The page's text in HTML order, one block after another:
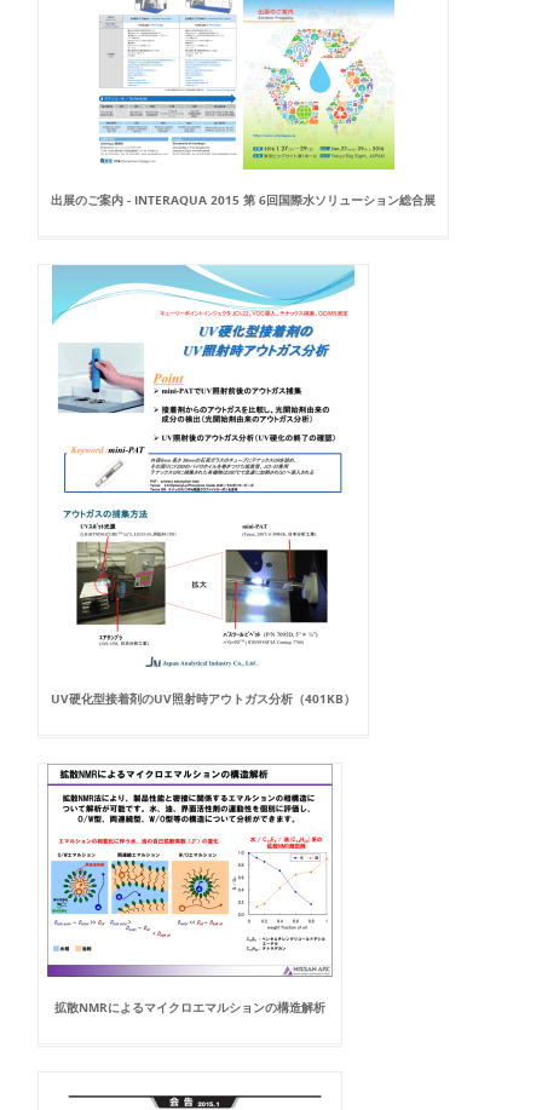
出展のご案内 - INTERAQUA 2015 第 6回国際水ソリューション総合展
UV硬化型接着剤のUV照射時アウトガス分析（401KB）
拡散NMRによるマイクロエマルションの構造解析